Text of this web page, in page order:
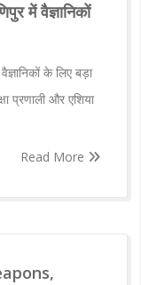
में वैज्ञानिकों
के लिए बड़ा
प्रणाली और एशिया
Read More